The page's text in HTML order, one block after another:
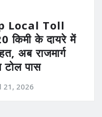
Local Toll
किमी के दायरे में
अब राजमार्ग
टोल पास
21, 2026